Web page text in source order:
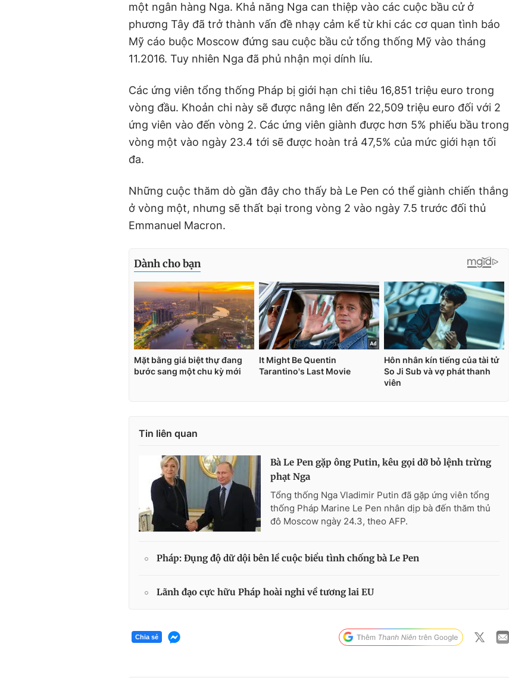
một ngân hàng Nga. Khả năng Nga can thiệp vào các cuộc bầu cử ở
phương Tây đã trở thành vấn đề nhạy cảm kể từ khi các cơ quan tình báo
Mỹ cáo buộc Moscow đứng sau cuộc bầu cử tổng thống Mỹ vào tháng
11.2016. Tuy nhiên Nga đã phủ nhận mọi dính líu.
Các ứng viên tổng thống Pháp bị giới hạn chi tiêu 16,851 triệu euro trong
vòng đầu. Khoản chi này sẽ được nâng lên đến 22,509 triệu euro đối với 2
ứng viên vào đến vòng 2. Các ứng viên giành được hơn 5% phiếu bầu trong
vòng một vào ngày 23.4 tới sẽ được hoàn trả 47,5% của mức giới hạn tối
đa.
Những cuộc thăm dò gần đây cho thấy bà Le Pen có thể giành chiến thắng
ở vòng một, nhưng sẽ thất bại trong vòng 2 vào ngày 7.5 trước đối thủ
Emmanuel Macron.
Tin liên quan
Bà Le Pen gặp ông Putin, kêu gọi dỡ bỏ lệnh trừng
phạt Nga
Tổng thống Nga Vladimir Putin đã gặp ứng viên tổng
thống Pháp Marine Le Pen nhân dịp bà đến thăm thủ
đô Moscow ngày 24.3, theo AFP.
Pháp: Đụng độ dữ dội bên lề cuộc biểu tình chống bà Le Pen
Lãnh đạo cực hữu Pháp hoài nghi về tương lai EU
Chia sẻ